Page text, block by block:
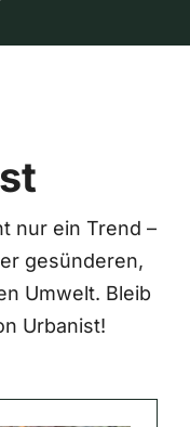
nur ein Trend –
gesünderen,
Umwelt. Bleib
Urbanist!